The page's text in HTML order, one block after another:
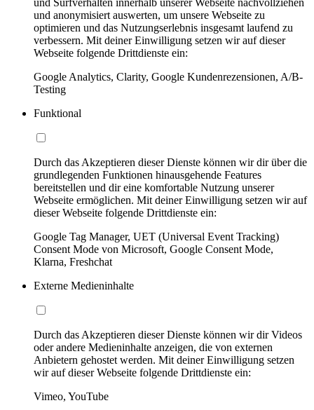
und anonymisiert auswerten, um unsere Webseite zu
optimieren und das Nutzungserlebnis insgesamt laufend zu
verbessern. Mit deiner Einwilligung setzen wir auf dieser
Webseite folgende Drittdienste ein:
Google Analytics, Clarity, Google Kundenrezensionen, A/B-
Testing
Funktional
Durch das Akzeptieren dieser Dienste können wir dir über die
grundlegenden Funktionen hinausgehende Features
bereitstellen und dir eine komfortable Nutzung unserer
Webseite ermöglichen. Mit deiner Einwilligung setzen wir auf
dieser Webseite folgende Drittdienste ein:
Google Tag Manager, UET (Universal Event Tracking)
Consent Mode von Microsoft, Google Consent Mode,
Klarna, Freshchat
Externe Medieninhalte
Durch das Akzeptieren dieser Dienste können wir dir Videos
oder andere Medieninhalte anzeigen, die von externen
Anbietern gehostet werden. Mit deiner Einwilligung setzen
wir auf dieser Webseite folgende Drittdienste ein:
Vimeo, YouTube